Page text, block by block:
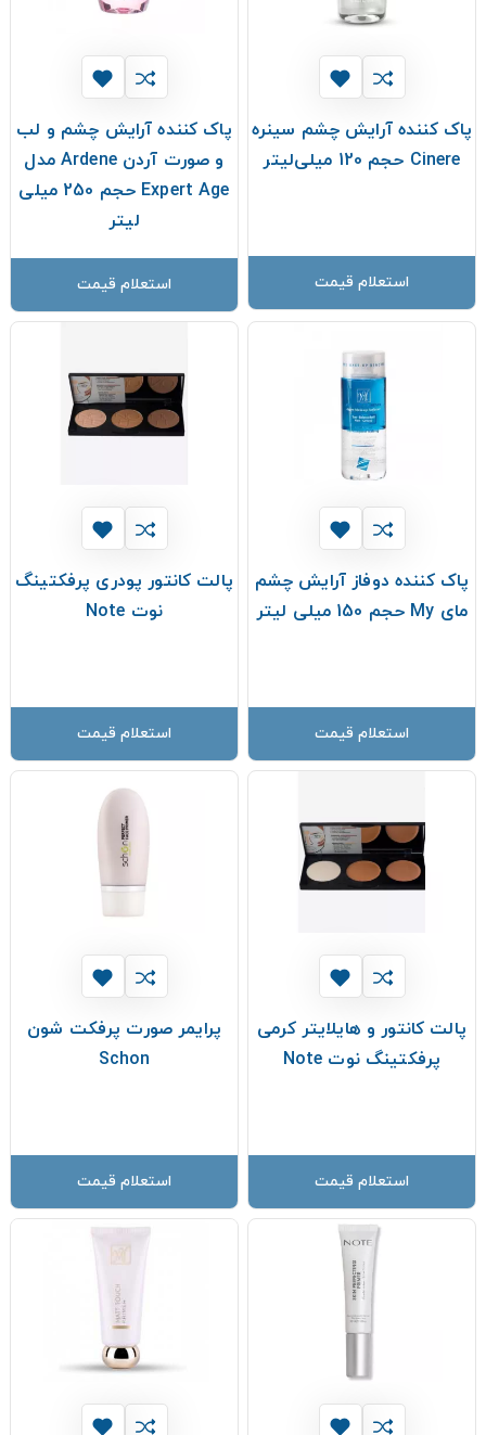
پاک کننده آرایش چشم سینره
Cinere حجم 120 میلی‌لیتر
استعلام قیمت
پاک کننده آرایش چشم و لب
و صورت آردن Ardene مدل
Expert Age حجم 250 میلی
لیتر
استعلام قیمت
پاک کننده دوفاز آرایش چشم
مای My حجم 150 میلی لیتر
استعلام قیمت
پالت کانتور پودری پرفکتینگ
نوت Note
استعلام قیمت
پالت کانتور و هایلایتر کرمی
پرفکتینگ نوت Note
استعلام قیمت
پرایمر صورت پرفکت شون
Schon
استعلام قیمت